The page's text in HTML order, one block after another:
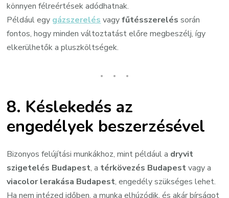
könnyen félreértések adódhatnak.
Például egy gázszerelés vagyfűtésszerelés során
fontos, hogy minden változtatást előre megbeszélj, így
elkerülhetők a pluszköltségek.
8. Késlekedés az
engedélyek beszerzésével
Bizonyos felújítási munkákhoz, mint például a dryvit
szigetelés Budapest, a térkövezés Budapestvagy a
viacolor lerakása Budapest, engedély szükséges lehet.
Ha nem intézed időben, a munka elhúzódik, és akár bírságot